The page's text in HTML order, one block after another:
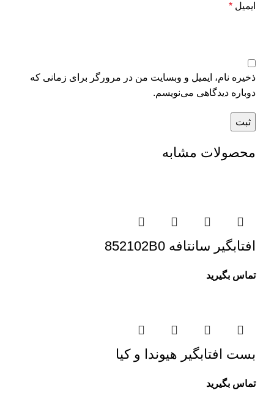
ایمیل *
ذخیره نام، ایمیل و وبسایت من در مرورگر برای زمانی که
دوباره دیدگاهی می‌نویسم.
محصولات مشابه
افتابگیر سانتافه 852102B0
تماس بگیرید
بست افتابگیر هیوندا و کیا
تماس بگیرید